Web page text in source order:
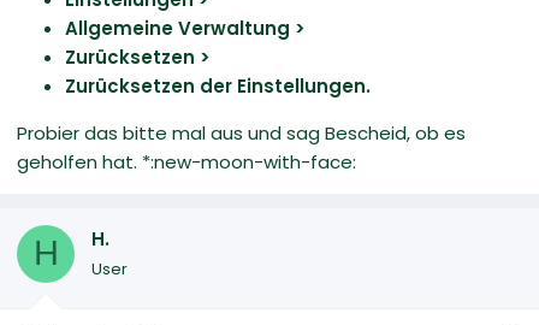
Allgemeine Verwaltung >
Zurücksetzen >
Zurücksetzen der Einstellungen.
Probier das bitte mal aus und sag Bescheid, ob es
geholfen hat. *:new-moon-with-face:
H H.
User